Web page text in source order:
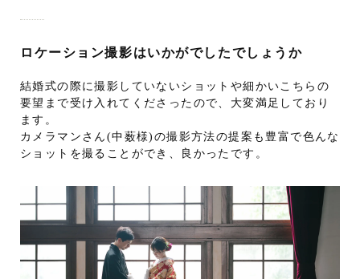
ロケーション撮影はいかがでしたでしょうか
結婚式の際に撮影していないショットや細かいこちらの
要望まで受け入れてくださったので、大変満足しており
ます。
カメラマンさん(中薮様)の撮影方法の提案も豊富で色んな
ショットを撮ることができ、良かったです。